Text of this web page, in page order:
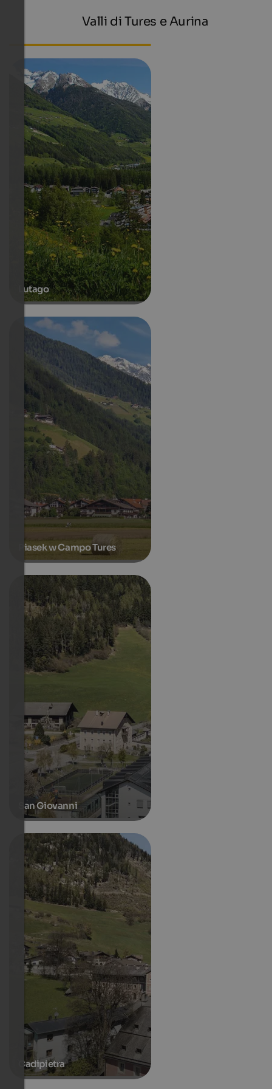
Valli di Tures e Aurina
Lutago
Piasek w Campo Tures
San Giovanni
Cadipietra